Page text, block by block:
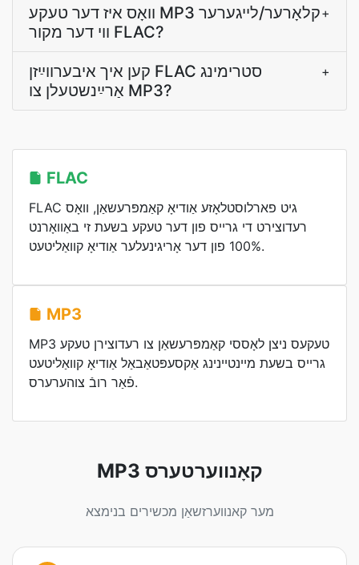
װאָס איז דער טעקע MP3 קלאָרער/לײגערער
װי דער מקור FLAC?
+
קען איך איבערװײַזן FLAC סטרימינג
אַרײַנשטעלן צו MP3?
+
FLAC
FLAC גיט פארלוסטלאָזע אַודיאָ קאַמפּרעשאַן, וואָס
רעדוצירט די גרייס פון דער טעקע בשעת זי באַוואָרנט
100% פון דער אָריגינעלער אַודיאָ קוואַליטעט.
MP3
MP3 טעקעס ניצן לאָססי קאַמפּרעשאַן צו רעדוצירן טעקע
גרייס בשעת מיינטיינינג אַקסעפּטאַבאַל אַודיאָ קוואַליטעט
פֿאַר רובֿ צוהערערס.
MP3 קאָנווערטערס
מער קאנווערזשאַן מכשירים בנימצא